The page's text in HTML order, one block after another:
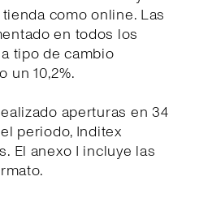
como online. Las
en todos los
tipo de cambio
un 10,2%.
aperturas en 34
periodo, Inditex
El anexo I incluye las